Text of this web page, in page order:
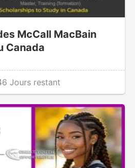
McCall MacBain
Canada
Jours restant